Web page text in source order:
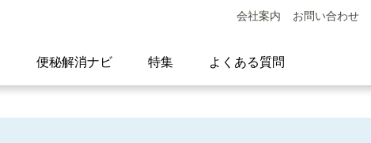
会社案内 お問い合わせ
便秘解消ナビ 特集 よくある質問